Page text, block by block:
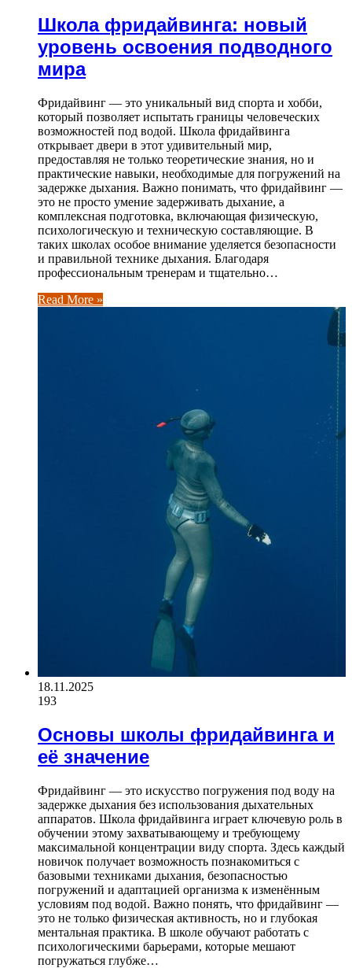
Школа фридайвинга: новый
уровень освоения подводного
мира
Фридайвинг — это уникальный вид спорта и хобби,
который позволяет испытать границы человеческих
возможностей под водой. Школа фридайвинга
открывает двери в этот удивительный мир,
предоставляя не только теоретические знания, но и
практические навыки, необходимые для погружений на
задержке дыхания. Важно понимать, что фридайвинг —
это не просто умение задерживать дыхание, а
комплексная подготовка, включающая физическую,
психологическую и техническую составляющие. В
таких школах особое внимание уделяется безопасности
и правильной технике дыхания. Благодаря
профессиональным тренерам и тщательно…
Read More »
18.11.2025
193
Основы школы фридайвинга и
её значение
Фридайвинг — это искусство погружения под воду на
задержке дыхания без использования дыхательных
аппаратов. Школа фридайвинга играет ключевую роль в
обучении этому захватывающему и требующему
максимальной концентрации виду спорта. Здесь каждый
новичок получает возможность познакомиться с
базовыми техниками дыхания, безопасностью
погружений и адаптацией организма к изменённым
условиям под водой. Важно понять, что фридайвинг —
это не только физическая активность, но и глубокая
ментальная практика. В школе обучают работать с
психологическими барьерами, которые мешают
погружаться глубже…